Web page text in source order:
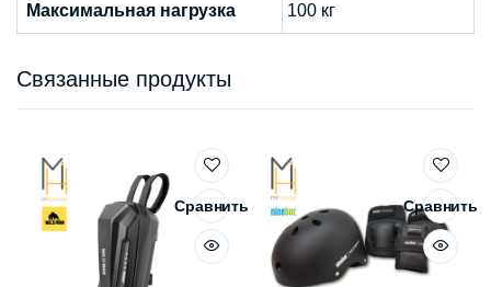
Максимальная нагрузка 100 кг
Связанные продукты
Сравнить Сравнить